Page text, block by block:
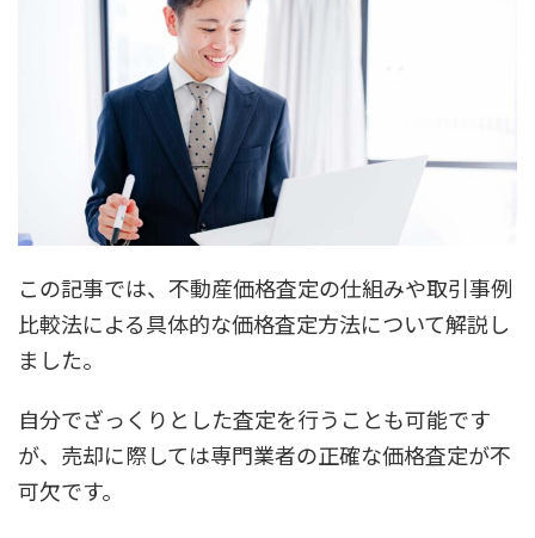
この記事では、不動産価格査定の仕組みや取引事例
比較法による具体的な価格査定方法について解説し
ました。
自分でざっくりとした査定を行うことも可能です
が、売却に際しては専門業者の正確な価格査定が不
可欠です。